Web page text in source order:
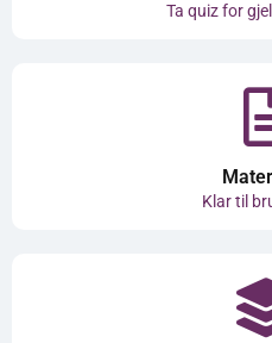
Ta quiz for
Klar til